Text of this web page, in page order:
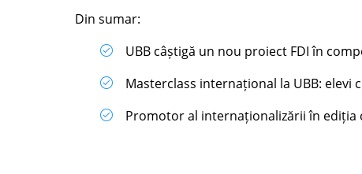
Din sumar:
UBB câștigă un nou proiect FDI în
Masterclass internațional la UBB: elevi
Promotor al internaționalizării în ediția